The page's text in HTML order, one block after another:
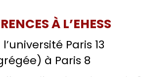
À L’EHESS
Paris 13
à Paris 8